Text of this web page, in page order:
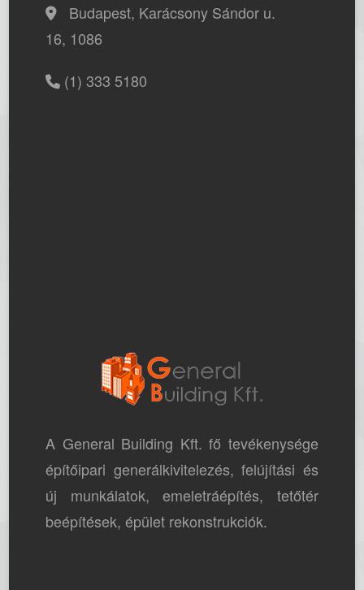
Budapest, Karácsony Sándor u.
16, 1086
(1) 333 5180
A General Building Kft. fő tevékenysége
építőipari generálkivitelezés, felújítási és
új munkálatok, emeletráépítés, tetőtér
beépítések, épület rekonstrukciók.